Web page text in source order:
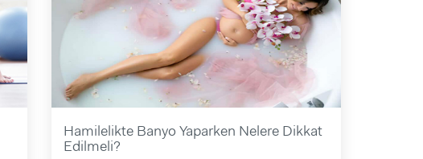
Hamilelikte Banyo Yaparken Nelere Dikkat
Edilmeli?